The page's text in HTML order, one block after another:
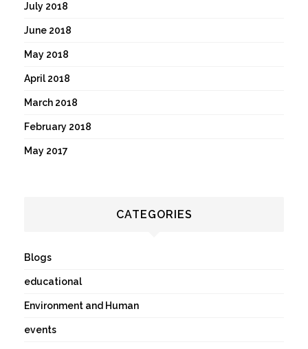
July 2018
June 2018
May 2018
April 2018
March 2018
February 2018
May 2017
CATEGORIES
Blogs
educational
Environment and Human
events